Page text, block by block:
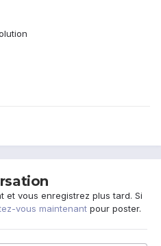
et vous enregistrez plus tard. Si
vous maintenant pour poster.